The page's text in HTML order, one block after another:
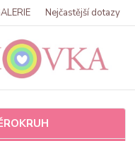
Nejčastější dotazy